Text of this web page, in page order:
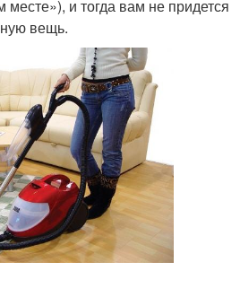
и тогда вам не придется
вещь.